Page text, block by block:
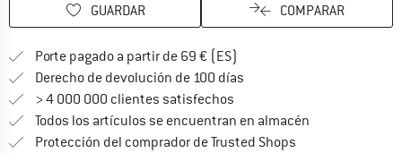
GUARDAR COMPARAR
Porte pagado a partir de 69 € (ES)
Derecho de devolución de 100 días
> 4 000 000 clientes satisfechos
Todos los artículos se encuentran en almacén
Protección del comprador de Trusted Shops